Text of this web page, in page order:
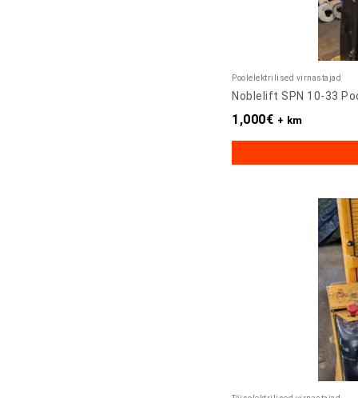
Poolelektrilised virnastajad
Noblelift SPN 10-33
1,000€ + km